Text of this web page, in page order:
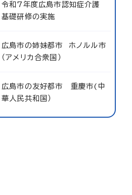
令和7年度広島市認知症介護
基礎研修の実施
広島市の姉妹都市 ホノルル市
（アメリカ合衆国）
広島市の友好都市 重慶市(中
華人民共和国）